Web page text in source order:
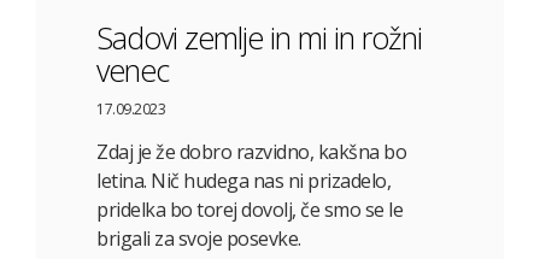
Sadovi zemlje in mi in rožni
venec
17.09.2023
Zdaj je že dobro razvidno, kakšna bo
letina. Nič hudega nas ni prizadelo,
pridelka bo torej dovolj, če smo se le
brigali za svoje posevke.